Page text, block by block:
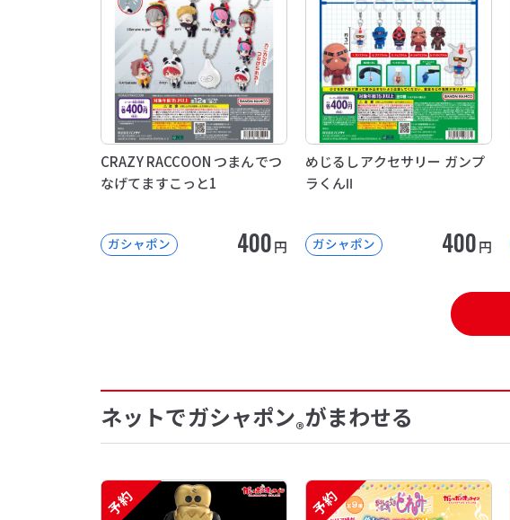
CRAZY RACCOON つまんでつ
なげてますこっと1
ガシャポン 400円
めじるしアクセサリー ガンプ
ラくんⅡ
ガシャポン 400円
ネットでガシャポン®がまわせる
予約 予約